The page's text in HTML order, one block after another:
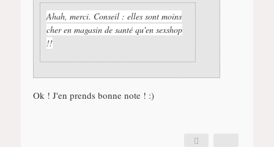
Ahah, merci. Conseil : elles sont moins
cher en magasin de santé qu'en sexshop
!!
Ok ! J'en prends bonne note ! :)